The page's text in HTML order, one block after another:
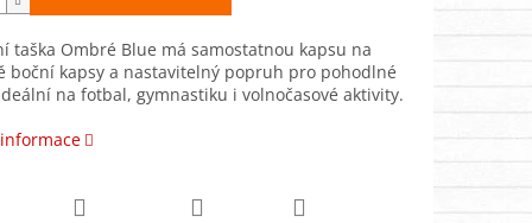
taška Ombré Blue má samostatnou kapsu na
boční kapsy a nastavitelný popruh pro pohodlné
na fotbal, gymnastiku i volnočasové aktivity.